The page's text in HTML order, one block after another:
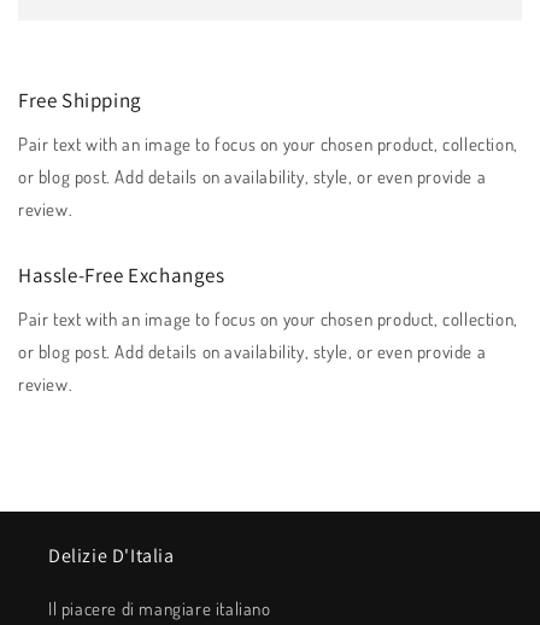
Free Shipping
Pair text with an image to focus on your chosen product, collection,
or blog post. Add details on availability, style, or even provide a
review.
Hassle-Free Exchanges
Pair text with an image to focus on your chosen product, collection,
or blog post. Add details on availability, style, or even provide a
review.
Delizie D'Italia
Il piacere di mangiare italiano